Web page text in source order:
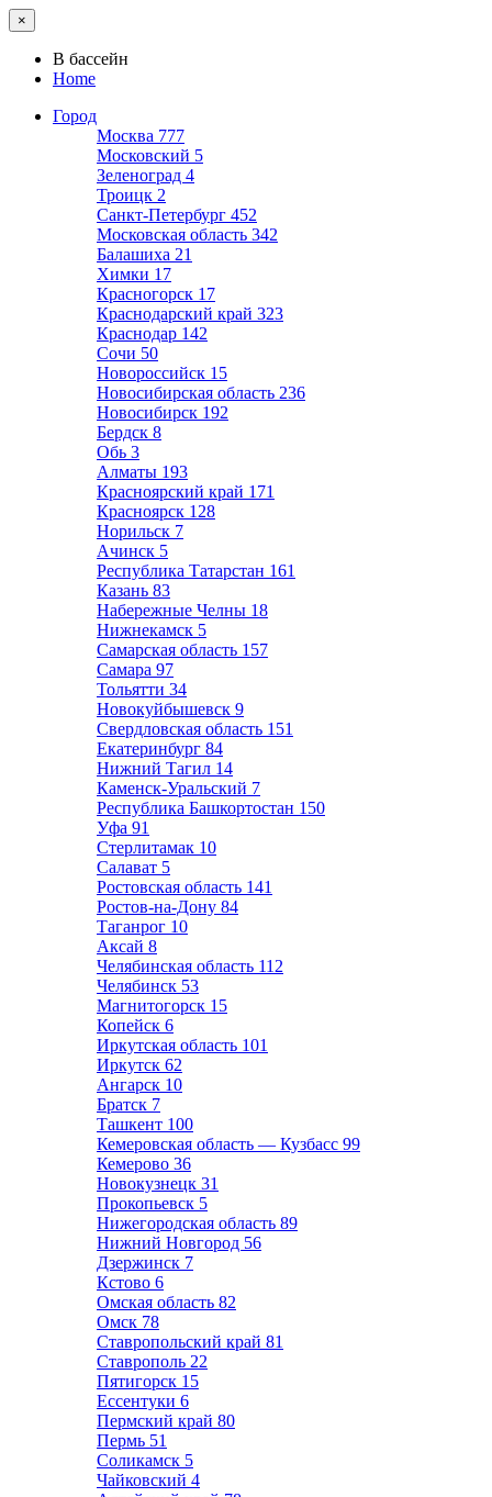
×
В бассейн
Home
Город
Москва 777
Московский 5
Зеленоград 4
Троицк 2
Санкт-Петербург 452
Московская область 342
Балашиха 21
Химки 17
Красногорск 17
Краснодарский край 323
Краснодар 142
Сочи 50
Новороссийск 15
Новосибирская область 236
Новосибирск 192
Бердск 8
Обь 3
Алматы 193
Красноярский край 171
Красноярск 128
Норильск 7
Ачинск 5
Республика Татарстан 161
Казань 83
Набережные Челны 18
Нижнекамск 5
Самарская область 157
Самара 97
Тольятти 34
Новокуйбышевск 9
Свердловская область 151
Екатеринбург 84
Нижний Тагил 14
Каменск-Уральский 7
Республика Башкортостан 150
Уфа 91
Стерлитамак 10
Салават 5
Ростовская область 141
Ростов-на-Дону 84
Таганрог 10
Аксай 8
Челябинская область 112
Челябинск 53
Магнитогорск 15
Копейск 6
Иркутская область 101
Иркутск 62
Ангарск 10
Братск 7
Ташкент 100
Кемеровская область — Кузбасс 99
Кемерово 36
Новокузнецк 31
Прокопьевск 5
Нижегородская область 89
Нижний Новгород 56
Дзержинск 7
Кстово 6
Омская область 82
Омск 78
Ставропольский край 81
Ставрополь 22
Пятигорск 15
Ессентуки 6
Пермский край 80
Пермь 51
Соликамск 5
Чайковский 4